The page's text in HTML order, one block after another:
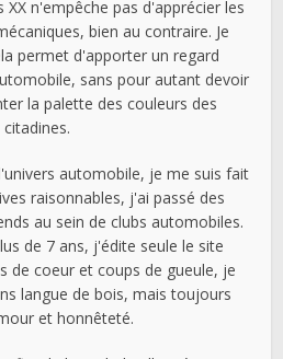
n'empêche pas d'apprécier les
bien au contraire. Je
permet d'apporter un regard
sans pour autant devoir
la palette des couleurs des
citadines.
automobile, je me suis fait
raisonnables, j'ai passé des
au sein de clubs automobiles.
de 7 ans, j'édite seule le site
de coeur et coups de gueule, je
langue de bois, mais toujours
et honnêteté.